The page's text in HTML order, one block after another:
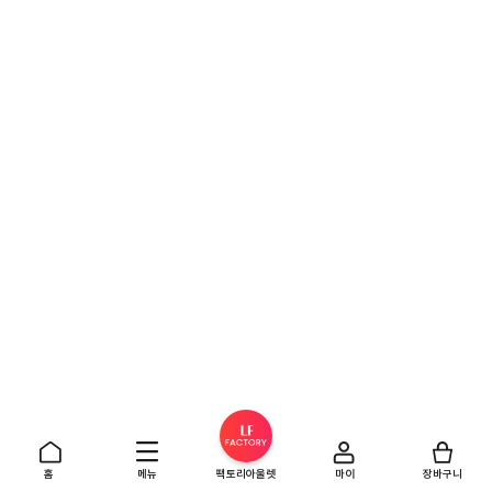
홈 메뉴 팩토리아울렛 마이 장바구니